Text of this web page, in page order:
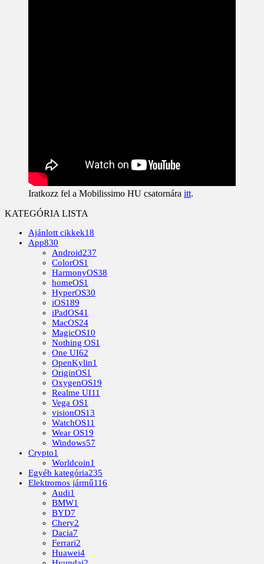
Iratkozz fel a Mobilissimo HU csatornára itt.
KATEGÓRIA LISTA
Ajánlott cikkek18
App830
Android237
ColorOS1
HarmonyOS38
homeOS1
HyperOS30
iOS189
iPadOS41
MacOS24
MagicOS10
Nothing OS1
One UI62
OpenKylin1
OriginOS1
OxygenOS19
Realme UI11
Vega OS1
visionOS13
WatchOS11
Wear OS19
Windows57
Crypto1
Worldcoin1
Egyéb kategória235
Elektromos jármű116
Audi1
BMW1
BYD7
Chery2
Dacia7
Ferrari2
Huawei4